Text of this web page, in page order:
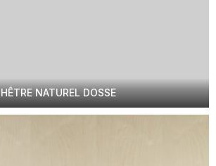
HÊTRE NATUREL DOSSE